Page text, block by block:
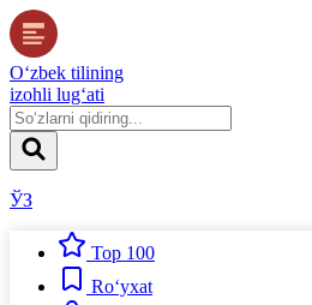
O‘zbek tilining
izohli lug‘ati
ЎЗ
Top 100
Ro‘yxat